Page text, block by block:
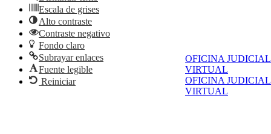
OFICINA JUDICIAL
VIRTUAL
OFICINA JUDICIAL
VIRTUAL
Escala de grises
Alto contraste
Contraste negativo
Fondo claro
Subrayar enlaces
Fuente legible
Reiniciar